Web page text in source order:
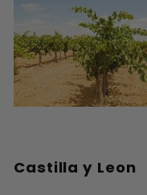
Castilla y Leon